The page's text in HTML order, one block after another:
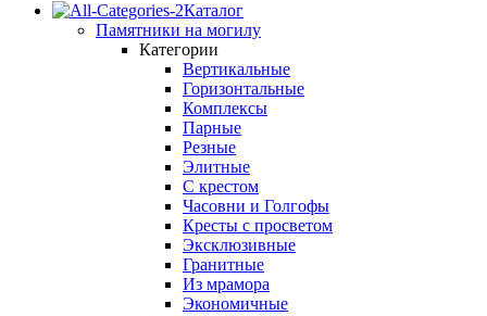
Каталог
Памятники на могилу
Категории
Вертикальные
Горизонтальные
Комплексы
Парные
Резные
Элитные
С крестом
Часовни и Голгофы
Кресты с просветом
Эксклюзивные
Гранитные
Из мрамора
Экономичные